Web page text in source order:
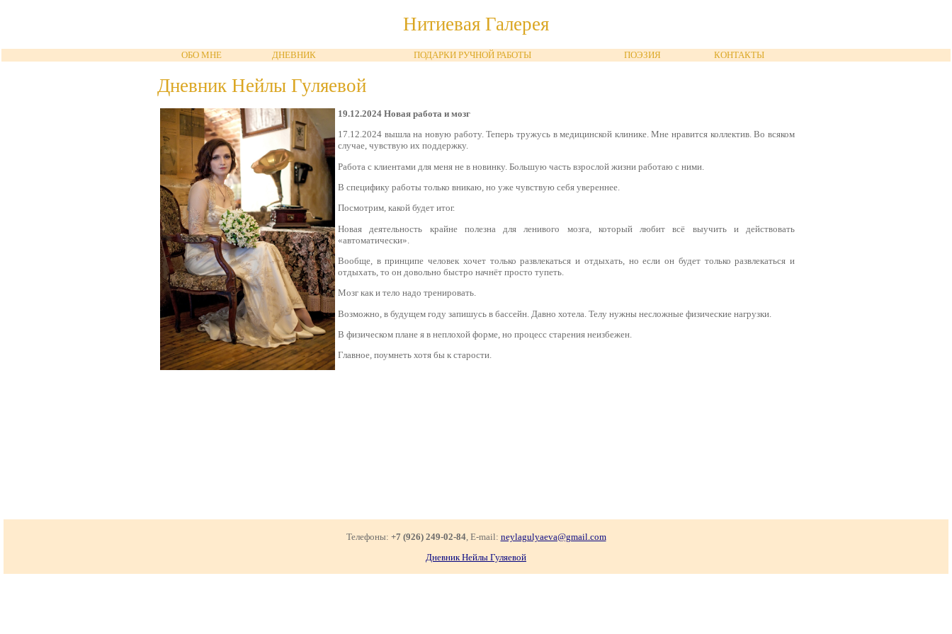
Нитиевая Галерея
ОБО МНЕ ДНЕВНИК ПОДАРКИ РУЧНОЙ РАБОТЫ ПОЭЗИЯ КОНТАКТЫ
Дневник Нейлы Гуляевой
19.12.2024 Новая работа и мозг
17.12.2024 вышла на новую работу. Теперь тружусь в медицинской клинике. Мне нравится коллектив. Во всяком
случае, чувствую их поддержку.
Работа с клиентами для меня не в новинку. Большую часть взрослой жизни работаю с ними.
В специфику работы только вникаю, но уже чувствую себя увереннее.
Посмотрим, какой будет итог.
Новая деятельность крайне полезна для ленивого мозга, который любит всё выучить и действовать
«автоматически».
Вообще, в принципе человек хочет только развлекаться и отдыхать, но если он будет только развлекаться и
отдыхать, то он довольно быстро начнёт просто тупеть.
Мозг как и тело надо тренировать.
Возможно, в будущем году запишусь в бассейн. Давно хотела. Телу нужны несложные физические нагрузки.
В физическом плане я в неплохой форме, но процесс старения неизбежен.
Главное, поумнеть хотя бы к старости.
Телефоны: +7 (926) 249-02-84, E-mail: neylagulyaeva@gmail.com
Дневник Нейлы Гуляевой